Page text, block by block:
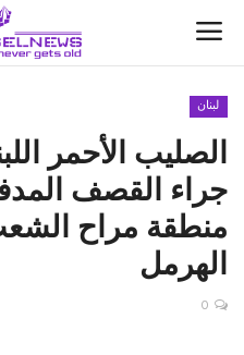
الأخبار
كتّابنا
السعودية
اقتصاد
لبنان
الصليب الأحمر
جراء القصف
منطقة مراح
الهرمل
0